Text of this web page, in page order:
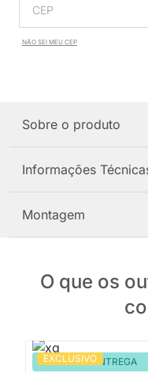
NÃO SEI MEU CEP
Sobre o produto
Informações
Montagem
O que os
EXCLUSIVO
PRONTA ENTREGA